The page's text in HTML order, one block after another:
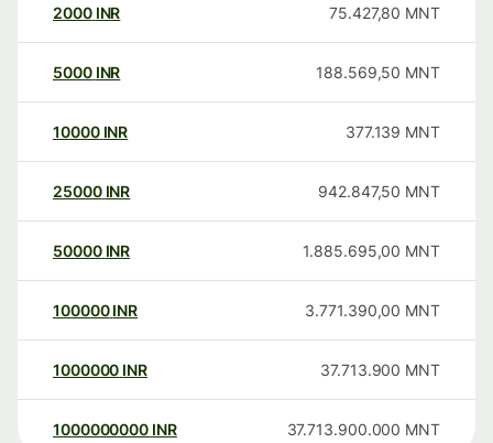
2000 INR 75.427,80 MNT
5000 INR 188.569,50 MNT
10000 INR 377.139 MNT
25000 INR 942.847,50 MNT
50000 INR 1.885.695,00 MNT
100000 INR 3.771.390,00 MNT
1000000 INR 37.713.900 MNT
1000000000 INR 37.713.900.000 MNT